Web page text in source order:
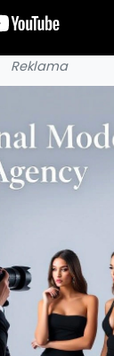
Reklama